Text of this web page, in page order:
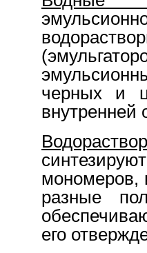
черных и
внутренней
мономеров,
разные
его